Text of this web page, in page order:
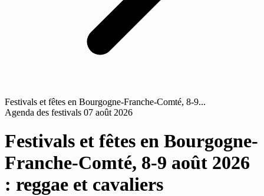
Festivals et fêtes en Bourgogne-Franche-Comté, 8-9...
Agenda des festivals 07 août 2026
Festivals et fêtes en Bourgogne-
Franche-Comté, 8-9 août 2026
: reggae et cavaliers